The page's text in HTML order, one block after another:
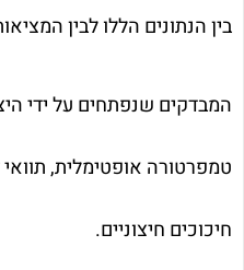
בין הנתונים הללו לבין
המבדקים שנפתחים על ידי
טמפרטורה אופטימלית,
חיכוכים חיצוניים.